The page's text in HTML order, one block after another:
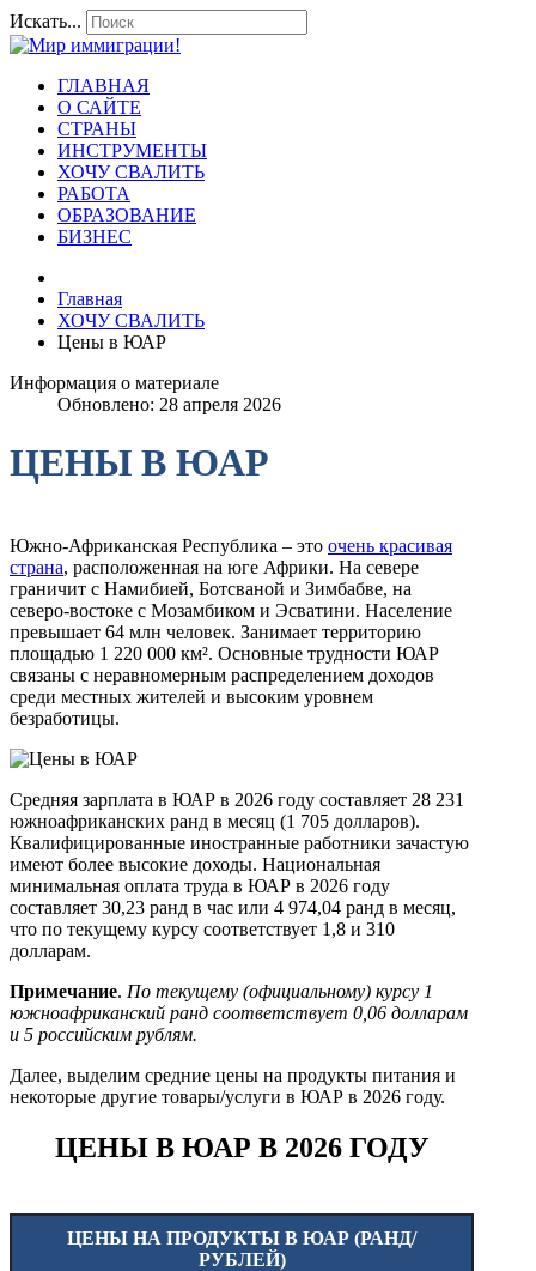
Искать...
ГЛАВНАЯ
О САЙТЕ
СТРАНЫ
ИНСТРУМЕНТЫ
ХОЧУ СВАЛИТЬ
РАБОТА
ОБРАЗОВАНИЕ
БИЗНЕС
Главная
ХОЧУ СВАЛИТЬ
Цены в ЮАР
Информация о материале
Обновлено: 28 апреля 2026
ЦЕНЫ В ЮАР
Южно-Африканская Республика – это очень красивая
страна, расположенная на юге Африки. На севере
граничит с Намибией, Ботсваной и Зимбабве, на
северо-востоке с Мозамбиком и Эсватини. Население
превышает 64 млн человек. Занимает территорию
площадью 1 220 000 км². Основные трудности ЮАР
связаны с неравномерным распределением доходов
среди местных жителей и высоким уровнем
безработицы.
Средняя зарплата в ЮАР в 2026 году составляет 28 231
южноафриканских ранд в месяц (1 705 долларов).
Квалифицированные иностранные работники зачастую
имеют более высокие доходы. Национальная
минимальная оплата труда в ЮАР в 2026 году
составляет 30,23 ранд в час или 4 974,04 ранд в месяц,
что по текущему курсу соответствует 1,8 и 310
долларам.
Примечание. По текущему (официальному) курсу 1
южноафриканский ранд соответствует 0,06 долларам
и 5 российским рублям.
Далее, выделим средние цены на продукты питания и
некоторые другие товары/услуги в ЮАР в 2026 году.
ЦЕНЫ В ЮАР В 2026 ГОДУ
ЦЕНЫ НА ПРОДУКТЫ В ЮАР (РАНД/
РУБЛЕЙ)